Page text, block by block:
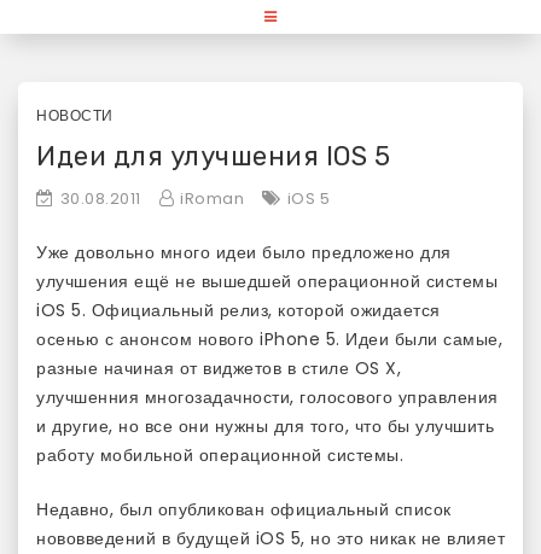
«Используй Mac» — блог для
НОВОСТИ
Идеи для улучшения IOS 5
30.08.2011 iRoman iOS 5
Уже довольно много идеи было предложено для
улучшения ещё не вышедшей операционной системы
iOS 5. Официальный релиз, которой ожидается
осенью с анонсом нового iPhone 5. Идеи были самые,
разные начиная от виджетов в стиле OS X,
улучшенния многозадачности, голосового управления
и другие, но все они нужны для того, что бы улучшить
работу мобильной операционной системы.
Недавно, был опубликован официальный список
нововведений в будущей iOS 5, но это никак не влияет